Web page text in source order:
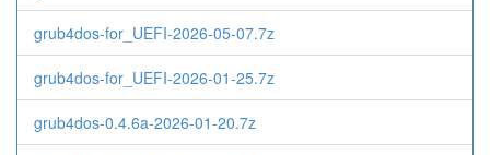
grub4dos-for_UEFI-2026-05-07.7z
grub4dos-for_UEFI-2026-01-25.7z
grub4dos-0.4.6a-2026-01-20.7z